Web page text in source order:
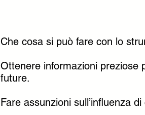
Che cosa si può fare con lo
Ottenere informazioni preziose
future.
Fare assunzioni sull’influenza